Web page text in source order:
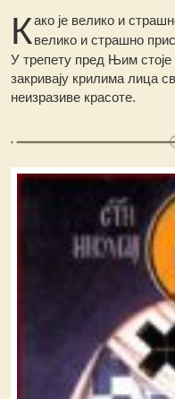
Како је велико и
велико и страшно
У трепету пред Њим
закривају крилима лица
неизразиве красоте.